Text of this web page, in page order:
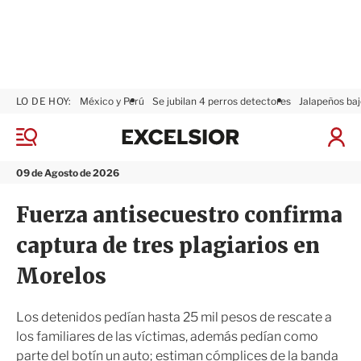
M
n
09 de Agosto de 2026
LO DE HOY: México y Perú Se jubilan 4 perros detectores Jalapeños
I
a
x
i
r
Fuerza antisecuestro confirma
captura de tres plagiarios en
Morelos
Los detenidos pedían hasta 25 mil pesos de rescate a
los familiares de las víctimas, además pedían como
parte del botín un auto; estiman cómplices de la banda